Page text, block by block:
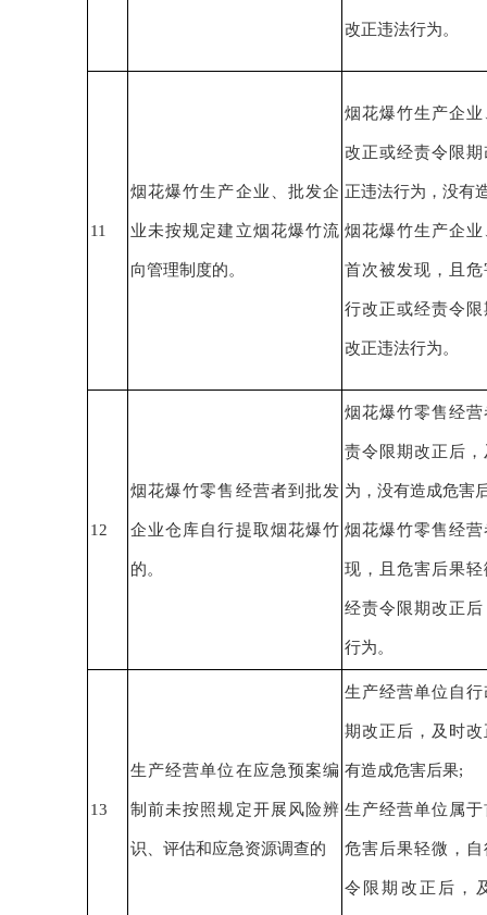
改正违法行为。
11
烟花爆竹生产企业、批发企
业未按规定建立烟花爆竹流
向管理制度的。
烟花爆竹生产企
改正或经责令限
正违法行为 ，没有
烟花爆竹生产企
首次被发现，且
行改正或经责令
改正违法行为。
12
烟花爆竹零售经营者到批发
企业仓库自行提取烟花爆竹
的。
烟花爆竹零售经营
责令限期改正后，
为 ，没有造成危害
烟花爆竹零售经
现，且危害后果轻
经责令限期改正后
行为。
13
生产经营单位在应急预案编
制前未按照规定开展风险辨
识、评估和应急资源调查的
生产经营单位自
期改正后， 及时
有造成危害后果;
生产经营单位 属于
危害后果轻微 ，
令限期改正后，